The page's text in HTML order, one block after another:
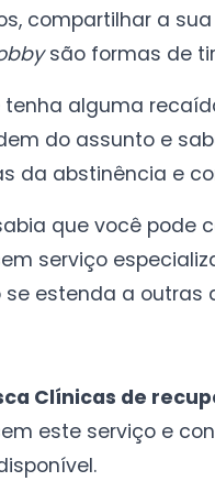
compartilhar a
são formas de
alguma
do assunto e
da abstinência e
que você pode
serviço
se estenda a outras
Clínicas de
este serviço e